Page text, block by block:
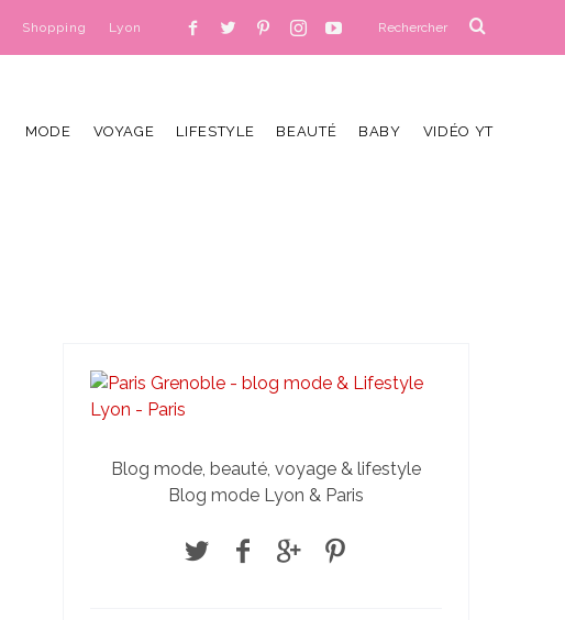
Shopping Lyon
MODE VOYAGE LIFESTYLE BEAUTÉ BABY VIDÉO YT
Blog mode, beauté, voyage & lifestyle
Blog mode Lyon & Paris